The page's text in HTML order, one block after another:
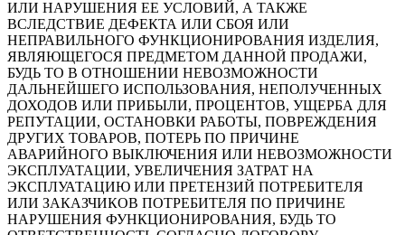
ИЛИ НАРУШЕНИЯ ЕЕ УСЛОВИЙ, А ТАКЖЕ
ВСЛЕДСТВИЕ ДЕФЕКТА ИЛИ СБОЯ ИЛИ
НЕПРАВИЛЬНОГО ФУНКЦИОНИРОВАНИЯ ИЗДЕЛИЯ,
ЯВЛЯЮЩЕГОСЯ ПРЕДМЕТОМ ДАННОЙ ПРОДАЖИ,
БУДЬ ТО В ОТНОШЕНИИ НЕВОЗМОЖНОСТИ
ДАЛЬНЕЙШЕГО ИСПОЛЬЗОВАНИЯ, НЕПОЛУЧЕННЫХ
ДОХОДОВ ИЛИ ПРИБЫЛИ, ПРОЦЕНТОВ, УЩЕРБА ДЛЯ
РЕПУТАЦИИ, ОСТАНОВКИ РАБОТЫ, ПОВРЕЖДЕНИЯ
ДРУГИХ ТОВАРОВ, ПОТЕРЬ ПО ПРИЧИНЕ
АВАРИЙНОГО ВЫКЛЮЧЕНИЯ ИЛИ НЕВОЗМОЖНОСТИ
ЭКСПЛУАТАЦИИ, УВЕЛИЧЕНИЯ ЗАТРАТ НА
ЭКСПЛУАТАЦИЮ ИЛИ ПРЕТЕНЗИЙ ПОТРЕБИТЕЛЯ
ИЛИ ЗАКАЗЧИКОВ ПОТРЕБИТЕЛЯ ПО ПРИЧИНЕ
НАРУШЕНИЯ ФУНКЦИОНИРОВАНИЯ, БУДЬ ТО